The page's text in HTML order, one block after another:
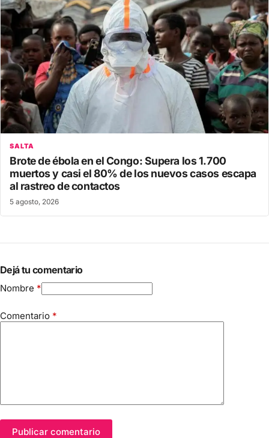
SALTA
Brote de ébola en el Congo: Supera los 1.700
muertos y casi el 80% de los nuevos casos escapa
al rastreo de contactos
5 agosto, 2026
Dejá tu comentario
Nombre *
Comentario *
Publicar comentario